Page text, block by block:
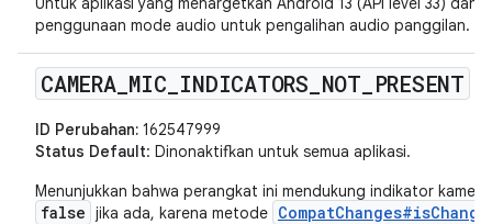
penggunaan mode audio untuk pengalihan audio panggilan.
CAMERA_ MIC INDICATORS NOT PRESENT
ID Perubahan: 162547999
Status Default: Dinonaktifkan untuk semua aplikasi.
Menunjukkan bahwa perangkat ini mendukung indikator
false jika ada, karena metode